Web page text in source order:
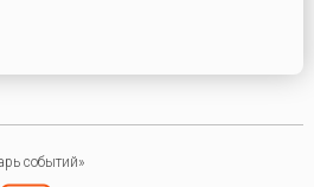
событий»